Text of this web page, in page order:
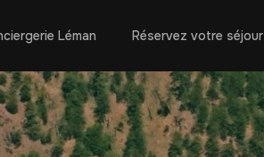
Léman Réservez votre séjour